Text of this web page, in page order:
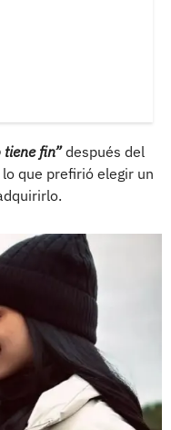
tiene fin”después del
que prefirió elegir un